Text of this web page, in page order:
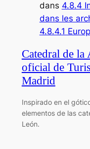
dans 4.8.4
dans les
4.8.4.1
Catedral de la
oficial de
Madrid
Inspirado en el
elementos de las
León.